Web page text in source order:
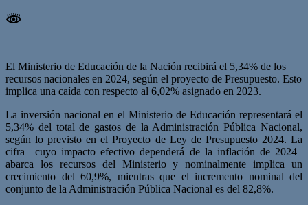
El Ministerio de Educación de la Nación recibirá el 5,34% de los
recursos nacionales en 2024, según el proyecto de Presupuesto. Esto
implica una caída con respecto al 6,02% asignado en 2023.
La inversión nacional en el Ministerio de Educación representará el
5,34% del total de gastos de la Administración Pública Nacional,
según lo previsto en el Proyecto de Ley de Presupuesto 2024. La
cifra –cuyo impacto efectivo dependerá de la inflación de 2024–
abarca los recursos del Ministerio y nominalmente implica un
crecimiento del 60,9%, mientras que el incremento nominal del
conjunto de la Administración Pública Nacional es del 82,8%.